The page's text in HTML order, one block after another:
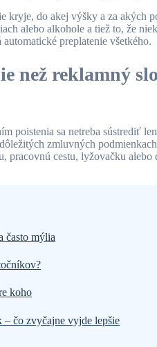
kryje, do akej výšky a za
alebo alkohole a tiež to, že
preplatenie všetkého.
než reklamný
poistenia sa netreba sústrediť
zmluvných
pracovnú cestu, lyžovačku alebo
často mýlia
koho
– čo zvyčajne vyjde lepšie